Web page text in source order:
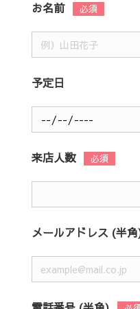
お名前
予定日
来店人数
メールアドレス (半